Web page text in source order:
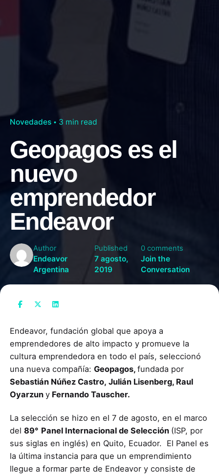
Novedades 3 min read
Geopagos es el
nuevo
emprendedor
Endeavor
Author
Endeavor
Argentina
Published
7 agosto,
2019
0 comments
Join the
Conversation
Endeavor, fundación global que apoya a
emprendedores de alto impacto y promueve la
cultura emprendedora en todo el país, seleccionó
una nueva compañía: Geopagos, fundada por
Sebastián Núñez Castro, Julián Lisenberg, Raul
Oyarzun y Fernando Tauscher.
La selección se hizo en el 7 de agosto, en el marco
del 89° Panel Internacional de Selección (ISP, por
sus siglas en inglés) en Quito, Ecuador. El Panel es
la última instancia para que un emprendimiento
llegue a formar parte de Endeavor y consiste de